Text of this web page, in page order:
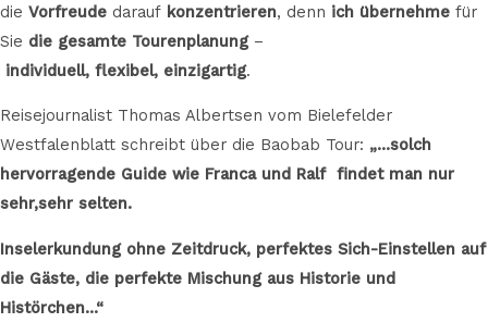
die Vorfreude darauf konzentrieren, denn ich übernehme für
Sie die gesamte Tourenplanung–
individuell, flexibel, einzigartig.
Reisejournalist Thomas Albertsen vom Bielefelder
Westfalenblatt schreibt über die Baobab Tour: „…solch
hervorragende Guide wie Franca und Ralf findet man nur
sehr,sehr selten.
Inselerkundung ohne Zeitdruck, perfektes Sich-Einstellen auf
die Gäste, die perfekte Mischung aus Historie und
Histörchen…“